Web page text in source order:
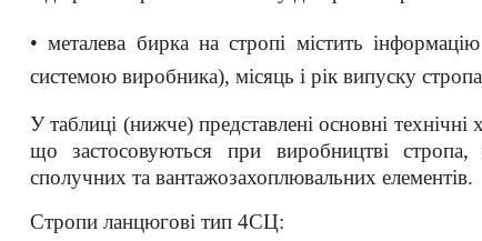
• металева бирка на стропі містить
системою виробника), місяць і рік випуску
У таблиці (нижче) представлені основні
що застосовуються при виробництві стропа,
сполучних та вантажозахоплювальних елементів.
Стропи ланцюгові тип 4СЦ: